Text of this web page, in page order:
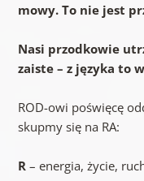
mowy. To nie jest
Nasi przodkowie
zaiste – z języka to
ROD-owi poświęcę
skupmy się na RA:
R – energia, życie,